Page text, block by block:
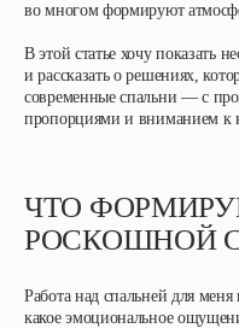
во многом формируют
В этой статье хочу показать
и рассказать о решениях,
современные спальни — с
пропорциями и вниманием к
ЧТО
РОСКОШНОЙ
Работа над спальней для меня
какое эмоциональное